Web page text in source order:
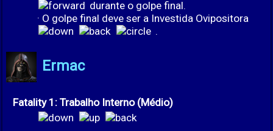
durante o golpe final.
· O golpe final deve ser a Investida Ovipositora
.
Ermac
Fatality 1: Trabalho Interno (Médio)